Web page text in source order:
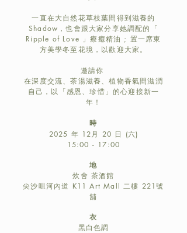
一直在大自然花草枝葉間得到滋養的
Shadow，也會跟大家分享她調配的「
Ripple of Love 」療癒精油 ; 置一席東
方美學冬至花境，以歡迎大家。
邀請你
在深度交流、茶湯滋養、植物香氣間滋潤
自己，以「感恩、珍惜」的心迎接新一
年！
時
2025 年 12月 20 日 (六)
15:00 - 17:00
地
炊舍 茶酒館
尖沙咀河內道 K11 Art Mall 二樓 221號
舖
衣
黑白色調